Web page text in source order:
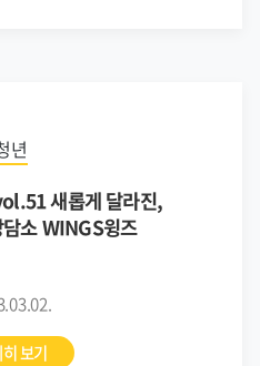
년
새롭게 달라진,
소 WINGS윙즈
보기